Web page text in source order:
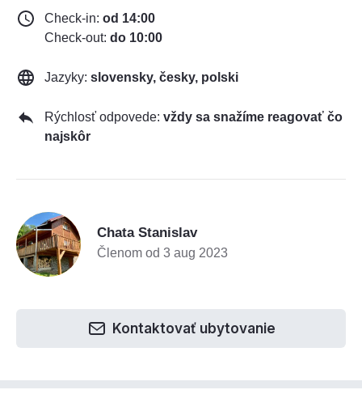
Check-in: od 14:00
Check-out: do 10:00
Jazyky: slovensky, česky, polski
Rýchlosť odpovede: vždy sa snažíme reagovať čo
najskôr
C Chata Stanislav
Členom od 3 aug 2023
Kontaktovať ubytovanie